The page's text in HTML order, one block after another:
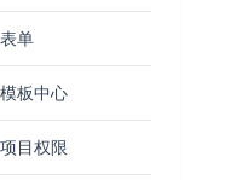
单
板中心
目权限